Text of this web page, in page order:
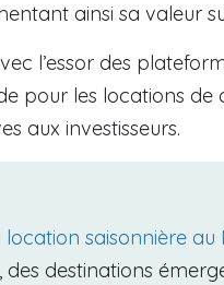
ainsi sa valeur
l’essor des
pour les locations de
aux investisseurs.
location saisonnière au
des destinations